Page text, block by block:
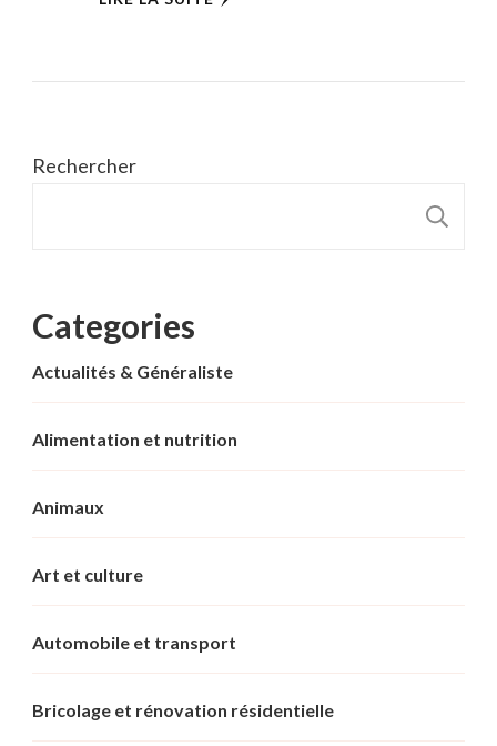
Rechercher
Categories
Actualités & Généraliste
Alimentation et nutrition
Animaux
Art et culture
Automobile et transport
Bricolage et rénovation résidentielle